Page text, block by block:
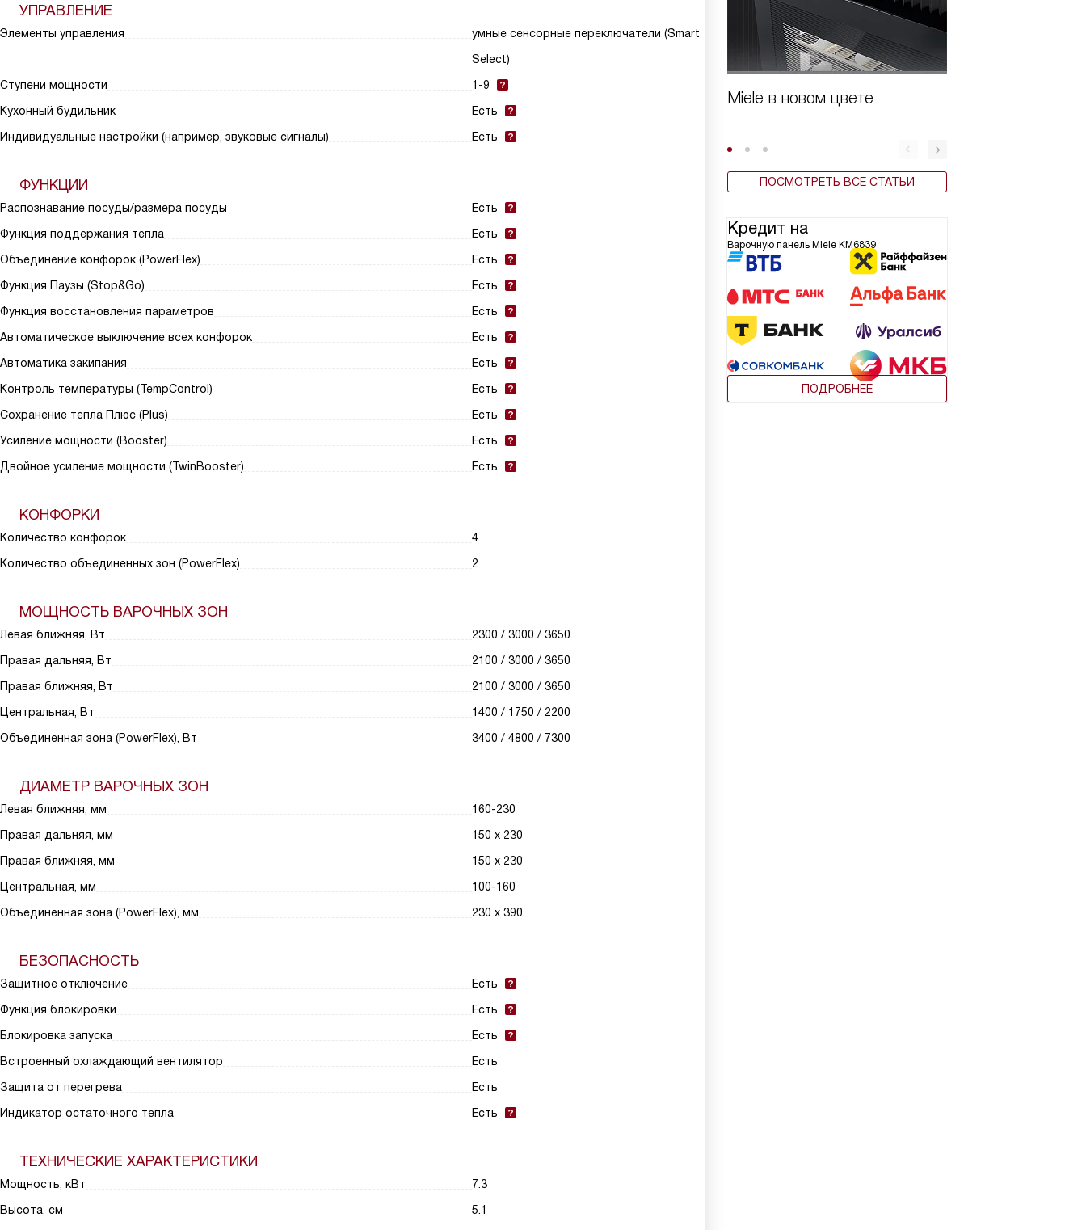
Miele в новом цвете
ПОСМОТРЕТЬ ВСЕ СТАТЬИ
Кредит на
Варочную панель Miele KM6839
ПОДРОБНЕЕ
УПРАВЛЕНИЕ
Элементы управления
умные сенсорные переключатели (Smart
Select)
Ступени мощности
1-9
Кухонный будильник
Есть
Индивидуальные настройки (например, звуковые сигналы)
Есть
ФУНКЦИИ
Распознавание посуды/размера посуды
Есть
Функция поддержания тепла
Есть
Объединение конфорок (PowerFlex)
Есть
Функция Паузы (Stop&Go)
Есть
Функция восстановления параметров
Есть
Автоматическое выключение всех конфорок
Есть
Автоматика закипания
Есть
Контроль температуры (TempControl)
Есть
Сохранение тепла Плюс (Plus)
Есть
Усиление мощности (Booster)
Есть
Двойное усиление мощности (TwinBooster)
Есть
КОНФОРКИ
Количество конфорок
4
Количество объединенных зон (PowerFlex)
2
МОЩНОСТЬ ВАРОЧНЫХ ЗОН
Левая ближняя, Вт
2300 / 3000 / 3650
Правая дальняя, Вт
2100 / 3000 / 3650
Правая ближняя, Вт
2100 / 3000 / 3650
Центральная, Вт
1400 / 1750 / 2200
Объединенная зона (PowerFlex), Вт
3400 / 4800 / 7300
ДИАМЕТР ВАРОЧНЫХ ЗОН
Левая ближняя, мм
160-230
Правая дальняя, мм
150 х 230
Правая ближняя, мм
150 х 230
Центральная, мм
100-160
Объединенная зона (PowerFlex), мм
230 х 390
БЕЗОПАСНОСТЬ
Защитное отключение
Есть
Функция блокировки
Есть
Блокировка запуска
Есть
Встроенный охлаждающий вентилятор
Есть
Защита от перегрева
Есть
Индикатор остаточного тепла
Есть
ТЕХНИЧЕСКИЕ ХАРАКТЕРИСТИКИ
Мощность, кВт
7.3
Высота, см
5.1